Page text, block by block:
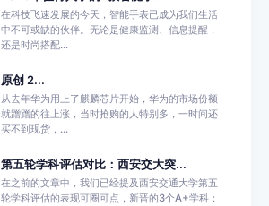
在科技飞速发展的今天，智能手表已成为我们生活
中不可或缺的伙伴。无论是健康监测、信息提醒，
还是时尚搭配...
原创 2...
从去年华为用上了麒麟芯片开始，华为的市场份额
就蹭蹭的往上涨，当时抢购的人特别多，一时间还
买不到现货，...
第五轮学科评估对比：西安交大突...
在之前的文章中，我们已经提及西安交通大学第五
轮学科评估的表现可圈可点，新晋的3个A+学科：